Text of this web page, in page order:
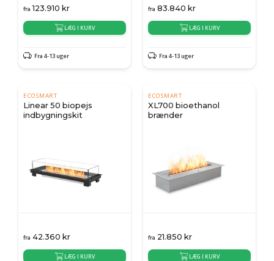
fra 123.910 kr
LÆG I KURV
Fra 4-13 uger
fra 83.840 kr
LÆG I KURV
Fra 4-13 uger
ECOSMART
Linear 50 biopejs
indbygningskit
fra 42.360 kr
LÆG I KURV
ECOSMART
XL700 bioethanol
brænder
fra 21.850 kr
LÆG I KURV